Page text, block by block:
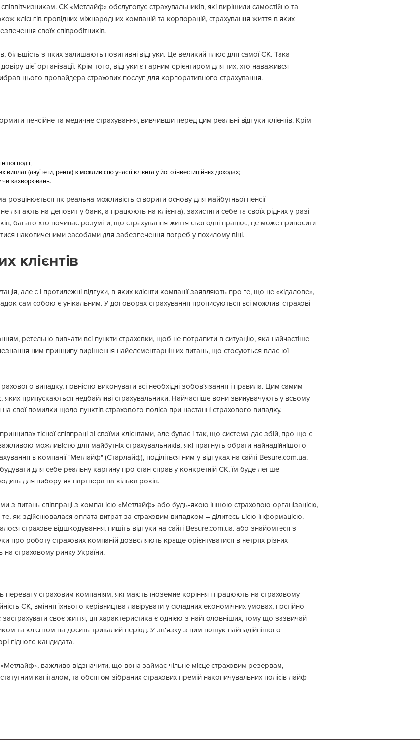
СК «Метлайф» обслуговує страхувальників, які вирішили самостійно та
клієнтів провідних міжнародних компаній та корпорацій, страхування життя в яких
своїх співробітників.
більшість з яких залишають позитивні відгуки. Це великий плюс для самої СК. Така
цієї організації. Крім того, відгуки є гарним орієнтиром для тих, хто наважився
цього провайдера страхових послуг для корпоративного страхування.
пенсійне та медичне страхування, вивчивши перед цим реальні відгуки клієнтів. Крім
події;
виплат (ануїтети, рента) з можливістю участі клієнта у його інвестиційних доходах;
чи захворювань.
розцінюється як реальна можливість створити основу для майбутньої пенсії
лягають на депозит у банк, а працюють на клієнта), захистити себе та своїх рідних у разі
багато хто починає розуміти, що страхування життя сьогодні працює, це може приносити
накопиченими засобами для забезпечення потреб у похилому віці.
клієнтів
але є і протилежні відгуки, в яких клієнти компанії заявляють про те, що це «кідалове»,
сам собою є унікальним. У договорах страхування прописуються всі можливі страхові
ретельно вивчати всі пункти страховки, щоб не потрапити в ситуацію, яка найчастіше
ним принципу вирішення найелементарніших питань, що стосуються власної
випадку, повністю виконувати всі необхідні зобов'язання і правила. Цим самим
припускаються недбайливі страхувальники. Найчастіше вони звинувачують у всьому
на свої помилки щодо пунктів страхового поліса при настанні страхового випадку.
тісної співпраці зі своїми клієнтами, але буває і так, що система дає збій, про що є
важливою можливістю для майбутніх страхувальників, які прагнуть обрати найнадійнішого
в компанії "Метлайф" (Старлайф), поділіться ним у відгуках на сайті Besure.com.ua.
для себе реальну картину про стан справ у конкретній СК, їм буде легше
для вибору як партнера на кілька років.
з питань співпраці з компанією «Метлайф» або будь-якою іншою страховою організацією,
як здійснювалася оплата витрат за страховим випадком – ділитесь цією інформацією.
страхове відшкодування, пишіть відгуки на сайті Besure.com.ua. або знайомтеся з
про роботу страхових компаній дозволяють краще орієнтуватися в нетрях різних
страховому ринку України.
перевагу страховим компаніям, які мають іноземне коріння і працюють на страховому
СК, вміння їхнього керівництва лавірувати у складних економічних умовах, постійно
своє життя, ця характеристика є однією з найголовніших, тому що зазвичай
та клієнтом на досить тривалий період. У зв'язку з цим пошук найнадійнішого
гідного кандидата.
важливо відзначити, що вона займає чільне місце страховим резервам,
капіталом, та обсягом зібраних страхових премій накопичувальних полісів лайф-